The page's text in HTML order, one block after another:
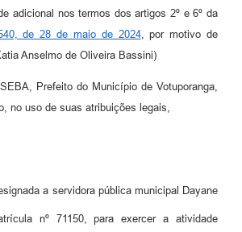
adicional nos termos dos artigos 2º e 6º da
de 28 de maio de 2024, por motivo de
Anselmo de Oliveira Bassini)
Prefeito do Município de Votuporanga,
no uso de suas atribuições legais,
a servidora pública municipal Dayane
nº 71150, para exercer a atividade